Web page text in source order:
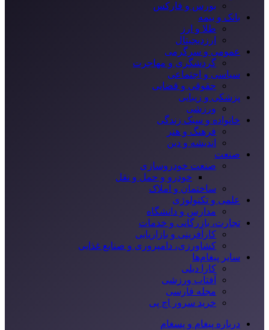
بورس و فارکس
بانک و بیمه
طلا و ارز
ارزدیجیتال
عمومی و سرگرمی
گردشگری و مهاجرت
سیاسی و اجتماعی
حقوقی و قضایی
پزشکی و زیبایی
ورزشی
خانواده و سبک زندگی
فرهنگ و هنر
اندیشه و دین
صنعت
صنعت خودروسازی
خودرو و حمل و نقل
ساختمان و املاک
علمی و تکنولوژی
مدارس و دانشگاه
تجارت، بازرگانی و خدمات
کارآفرینی و بازاریابی
کشاورزی، دامپروری و صنایع غذایی
سایر پیغام‌ها
کارا دیلی
آفتاب ورزشی
مجله فارسی
خرید سرور اچ پی
درباره پیغام و پسغام